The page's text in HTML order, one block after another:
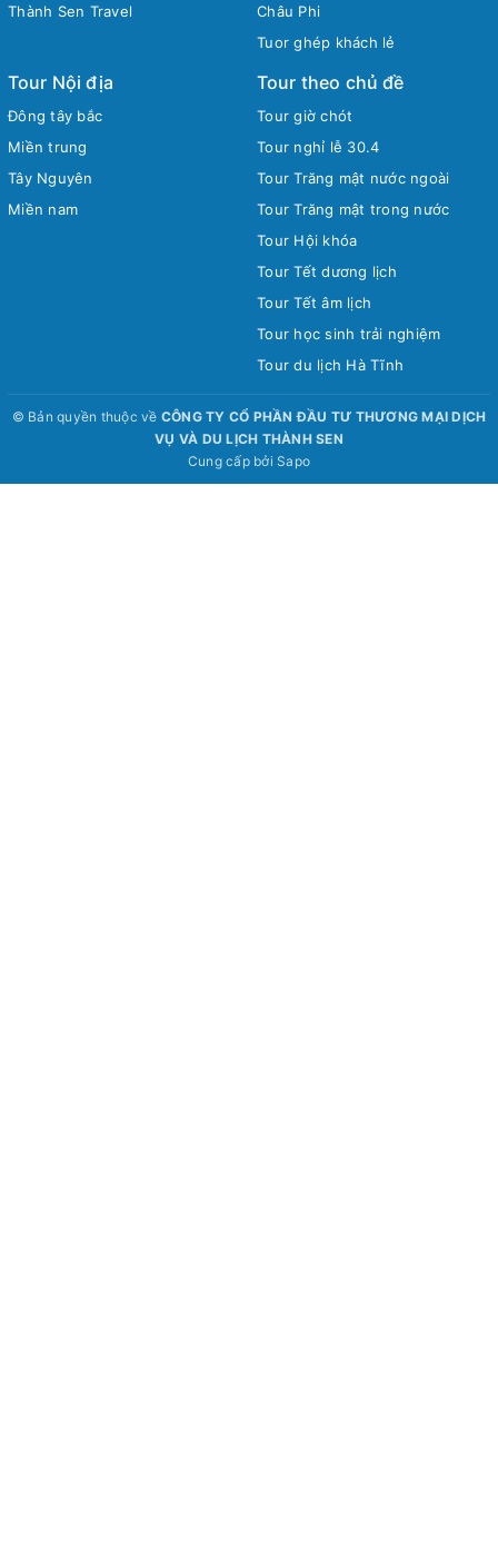
Thành Sen Travel
Châu Phi
Tuor ghép khách lẻ
Tour Nội địa
Đông tây bắc
Miền trung
Tây Nguyên
Miền nam
Tour theo chủ đề
Tour giờ chót
Tour nghỉ lễ 30.4
Tour Trăng mật nước ngoài
Tour Trăng mật trong nước
Tour Hội khóa
Tour Tết dương lịch
Tour Tết âm lịch
Tour học sinh trải nghiệm
Tour du lịch Hà Tĩnh
© Bản quyền thuộc về CÔNG TY CỔ PHẦN ĐẦU TƯ THƯƠNG MẠI DỊCH
VỤ VÀ DU LỊCH THÀNH SEN
Cung cấp bởi Sapo